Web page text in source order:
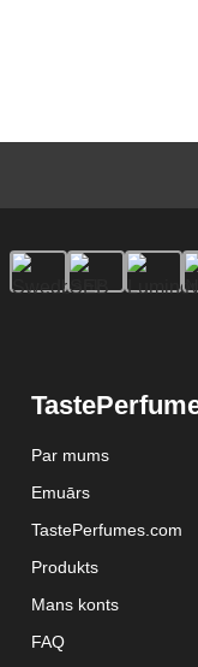
Par mums
Emuārs
TastePerfumes.com
Produkts
Mans konts
FAQ